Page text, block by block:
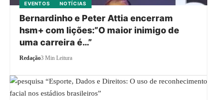
EVENTOS NOTÍCIAS
Bernardinho e Peter Attia encerram
hsm+ com lições:”O maior inimigo de
uma carreira é…”
Redação3 Min Leitura